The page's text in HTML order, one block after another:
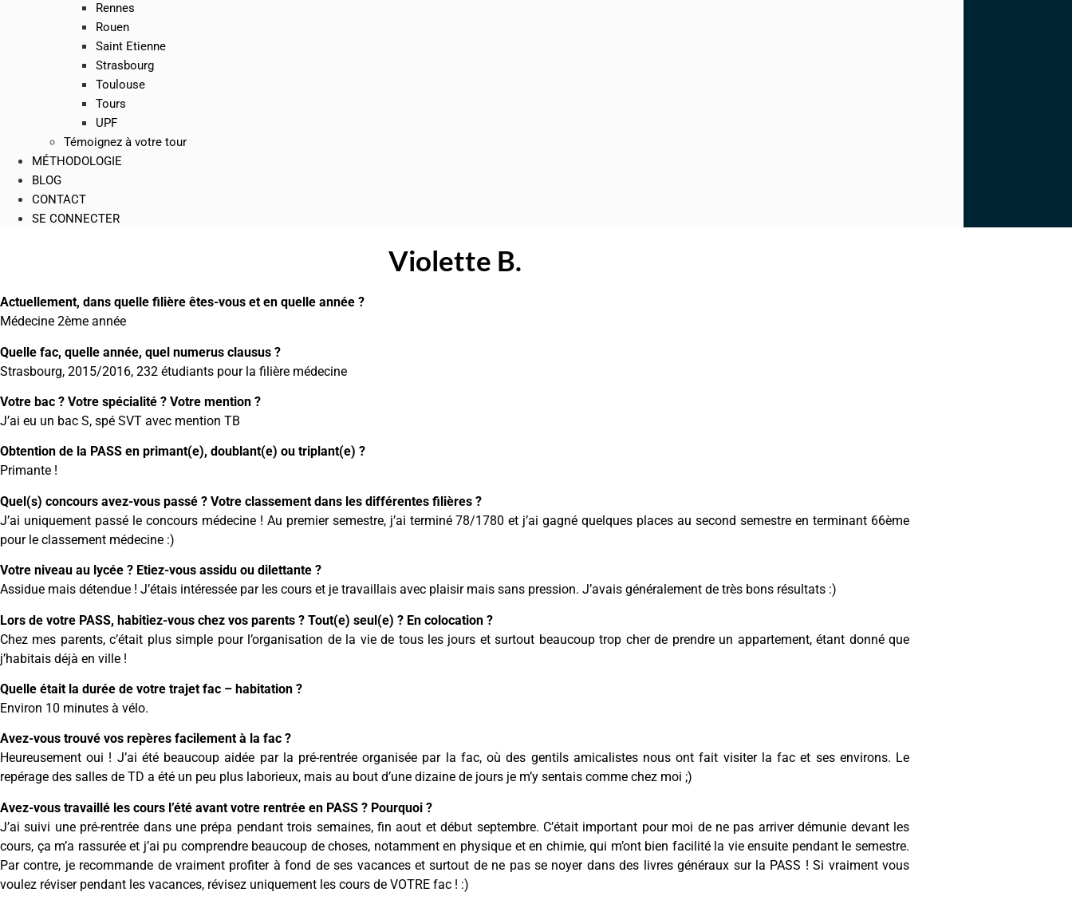
Rennes
Rouen
Saint Etienne
Strasbourg
Toulouse
Tours
UPF
Témoignez à votre tour
MÉTHODOLOGIE
BLOG
CONTACT
SE CONNECTER
Violette B.
Actuellement, dans quelle filière êtes-vous et en quelle année ?
Médecine 2ème année
Quelle fac, quelle année, quel numerus clausus ?
Strasbourg, 2015/2016, 232 étudiants pour la filière médecine
Votre bac ? Votre spécialité ? Votre mention ?
J’ai eu un bac S, spé SVT avec mention TB
Obtention de la PASS en primant(e), doublant(e) ou triplant(e) ?
Primante !
Quel(s) concours avez-vous passé ? Votre classement dans les différentes filières ?
J’ai uniquement passé le concours médecine ! Au premier semestre, j’ai terminé 78/1780 et j’ai gagné quelques places au second semestre en terminant 66ème
pour le classement médecine :)
Votre niveau au lycée ? Etiez-vous assidu ou dilettante ?
Assidue mais détendue ! J’étais intéressée par les cours et je travaillais avec plaisir mais sans pression. J’avais généralement de très bons résultats :)
Lors de votre PASS, habitiez-vous chez vos parents ? Tout(e) seul(e) ? En colocation ?
Chez mes parents, c’était plus simple pour l’organisation de la vie de tous les jours et surtout beaucoup trop cher de prendre un appartement, étant donné que
j’habitais déjà en ville !
Quelle était la durée de votre trajet fac – habitation ?
Environ 10 minutes à vélo.
Avez-vous trouvé vos repères facilement à la fac ?
Heureusement oui ! J’ai été beaucoup aidée par la pré-rentrée organisée par la fac, où des gentils amicalistes nous ont fait visiter la fac et ses environs. Le
repérage des salles de TD a été un peu plus laborieux, mais au bout d’une dizaine de jours je m’y sentais comme chez moi ;)
Avez-vous travaillé les cours l’été avant votre rentrée en PASS ? Pourquoi ?
J’ai suivi une pré-rentrée dans une prépa pendant trois semaines, fin aout et début septembre. C’était important pour moi de ne pas arriver démunie devant les
cours, ça m’a rassurée et j’ai pu comprendre beaucoup de choses, notamment en physique et en chimie, qui m’ont bien facilité la vie ensuite pendant le semestre.
Par contre, je recommande de vraiment profiter à fond de ses vacances et surtout de ne pas se noyer dans des livres généraux sur la PASS ! Si vraiment vous
voulez réviser pendant les vacances, révisez uniquement les cours de VOTRE fac ! :)